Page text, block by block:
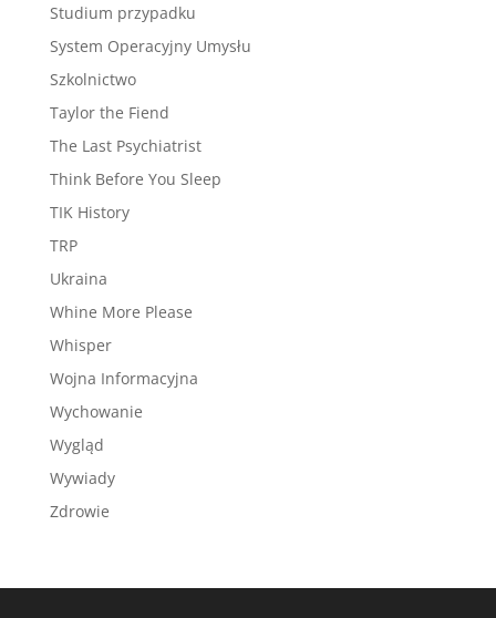
Studium przypadku
System Operacyjny Umysłu
Szkolnictwo
Taylor the Fiend
The Last Psychiatrist
Think Before You Sleep
TIK History
TRP
Ukraina
Whine More Please
Whisper
Wojna Informacyjna
Wychowanie
Wygląd
Wywiady
Zdrowie